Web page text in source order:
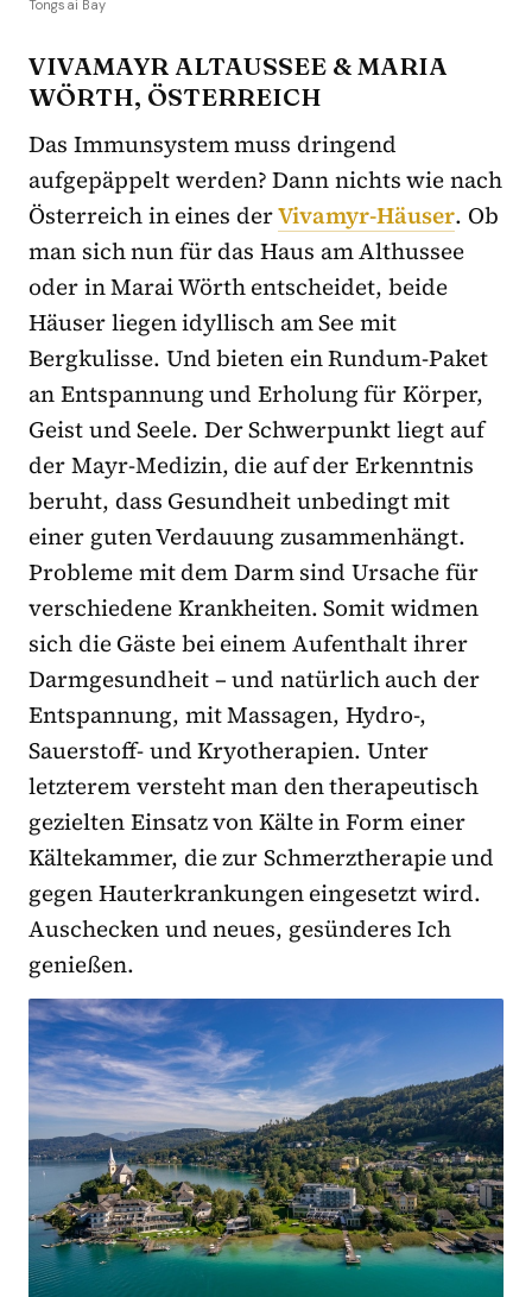
Tongsai Bay
VIVAMAYR ALTAUSSEE & MARIA
WÖRTH, ÖSTERREICH
Das Immunsystem muss dringend
aufgepäppelt werden? Dann nichts wie nach
Österreich in eines derVivamyr-Häuser. Ob
man sich nun für das Haus am Althussee
oder in Marai Wörth entscheidet, beide
Häuser liegen idyllisch am See mit
Bergkulisse. Und bieten ein Rundum-Paket
an Entspannung und Erholung für Körper,
Geist und Seele. Der Schwerpunkt liegt auf
der Mayr-Medizin, die auf der Erkenntnis
beruht, dass Gesundheit unbedingt mit
einer guten Verdauung zusammenhängt.
Probleme mit dem Darm sind Ursache für
verschiedene Krankheiten. Somit widmen
sich die Gäste bei einem Aufenthalt ihrer
Darmgesundheit – und natürlich auch der
Entspannung, mit Massagen, Hydro-,
Sauerstoff- und Kryotherapien. Unter
letzterem versteht man den therapeutisch
gezielten Einsatz von Kälte in Form einer
Kältekammer, die zur Schmerztherapie und
gegen Hauterkrankungen eingesetzt wird.
Auschecken und neues, gesünderes Ich
genießen.